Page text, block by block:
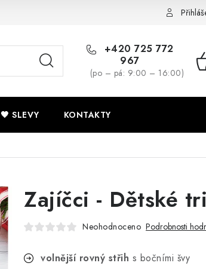
GDPR + cookies
+420 725 772
967
(po – pá: 9:00 – 16:00)
🖤 SLEVY KONTAKTY
Zajíčci - Dětské
Neohodnoceno Podrobnosti
volnější rovný střih s bočními švy